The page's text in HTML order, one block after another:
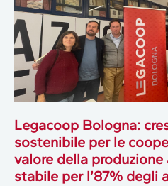
Legacoop Bologna:
sostenibile per le
valore della produzione
stabile per l’87% degli